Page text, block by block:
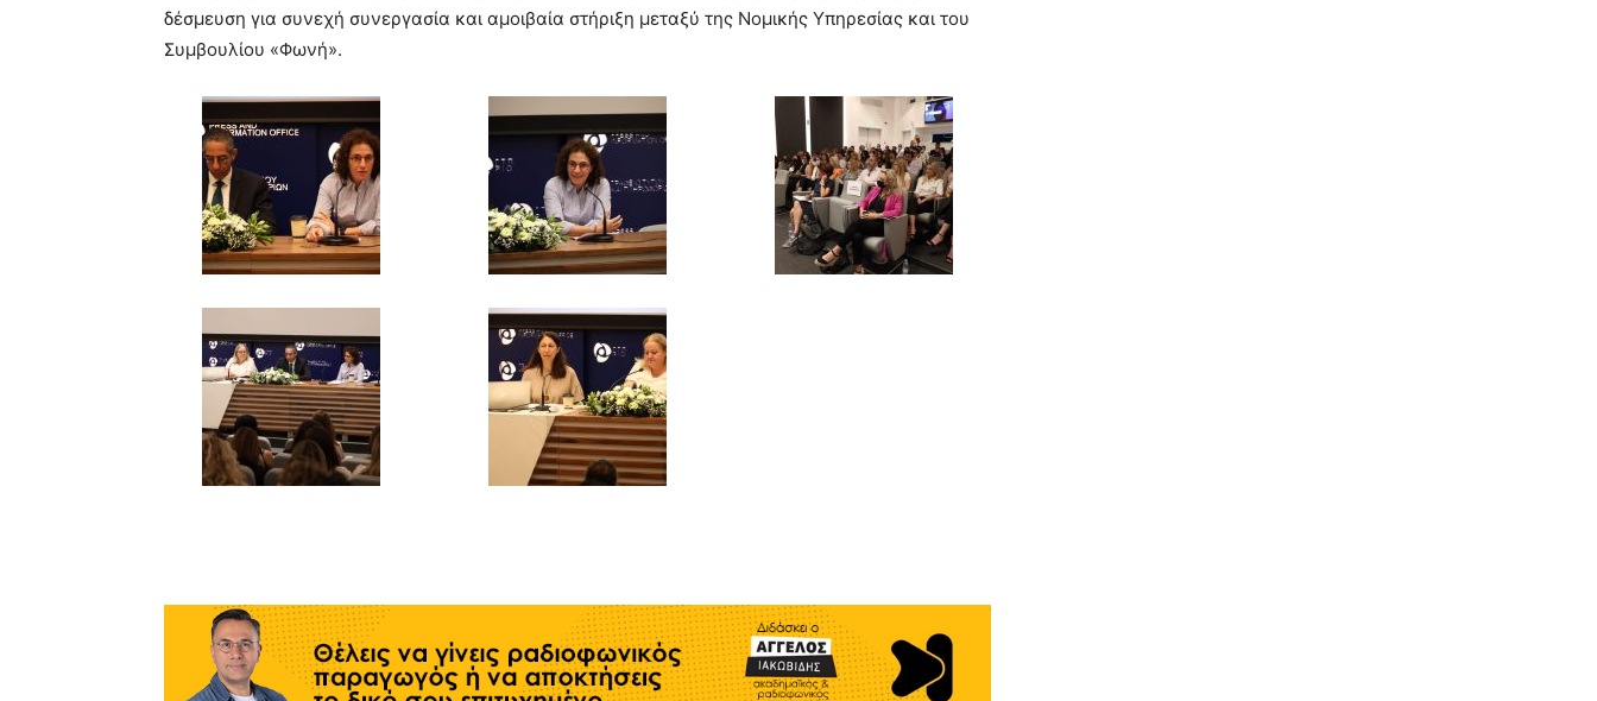
δέσμευση για συνεχή συνεργασία και αμοιβαία στήριξη μεταξύ της Νομικής Υπηρεσίας και του
Συμβουλίου «Φωνή».